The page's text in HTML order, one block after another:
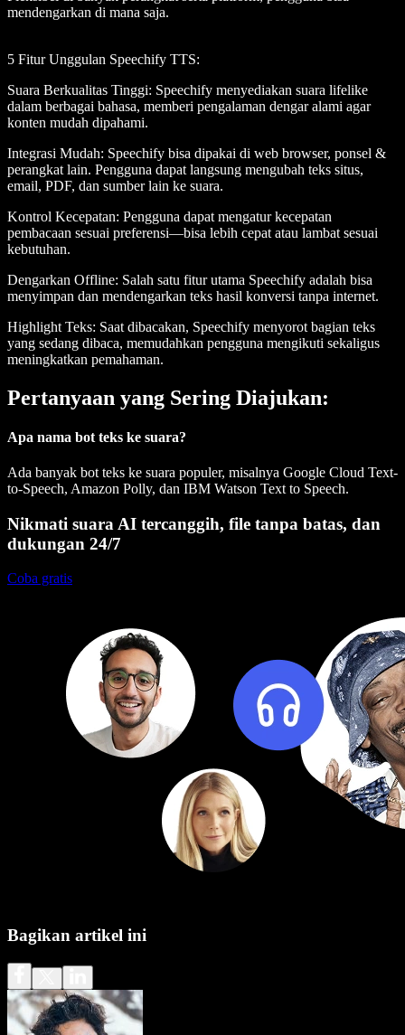
mendengarkan di mana saja.
5 Fitur Unggulan Speechify TTS:
Suara Berkualitas Tinggi: Speechify menyediakan suara lifelike
dalam berbagai bahasa, memberi pengalaman dengar alami agar
konten mudah dipahami.
Integrasi Mudah: Speechify bisa dipakai di web browser, ponsel &
perangkat lain. Pengguna dapat langsung mengubah teks situs,
email, PDF, dan sumber lain ke suara.
Kontrol Kecepatan: Pengguna dapat mengatur kecepatan
pembacaan sesuai preferensi—bisa lebih cepat atau lambat sesuai
kebutuhan.
Dengarkan Offline: Salah satu fitur utama Speechify adalah bisa
menyimpan dan mendengarkan teks hasil konversi tanpa internet.
Highlight Teks: Saat dibacakan, Speechify menyorot bagian teks
yang sedang dibaca, memudahkan pengguna mengikuti sekaligus
meningkatkan pemahaman.
Pertanyaan yang Sering Diajukan:
Apa nama bot teks ke suara?
Ada banyak bot teks ke suara populer, misalnya Google Cloud Text-
to-Speech, Amazon Polly, dan IBM Watson Text to Speech.
Nikmati suara AI tercanggih, file tanpa batas, dan
dukungan 24/7
Coba gratis
Bagikan artikel ini